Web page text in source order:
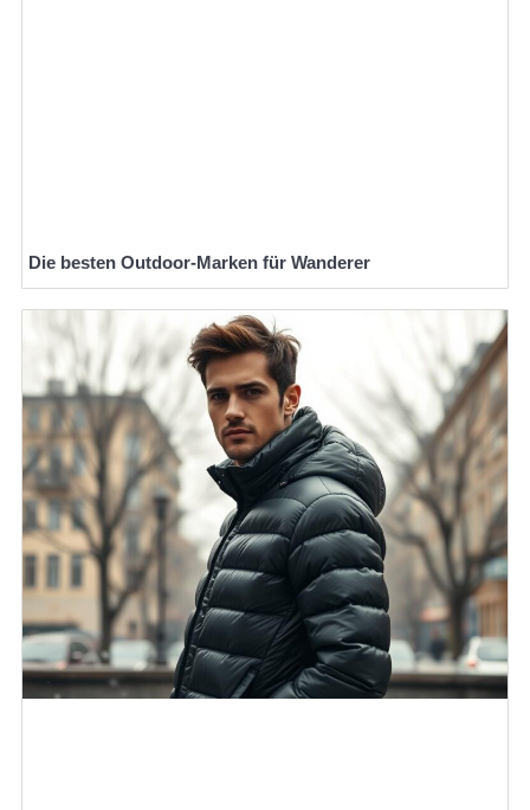
Die besten Outdoor-Marken für Wanderer